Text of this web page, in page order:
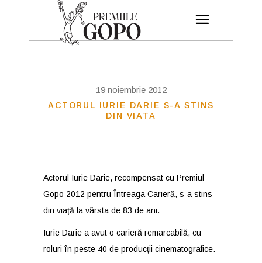
19 noiembrie 2012
ACTORUL IURIE DARIE S-A STINS
DIN VIATA
Actorul Iurie Darie, recompensat cu Premiul
Gopo 2012 pentru Întreaga Carieră, s-a stins
din viață la vârsta de 83 de ani.
Iurie Darie a avut o carieră remarcabilă, cu
roluri în peste 40 de producții cinematografice.